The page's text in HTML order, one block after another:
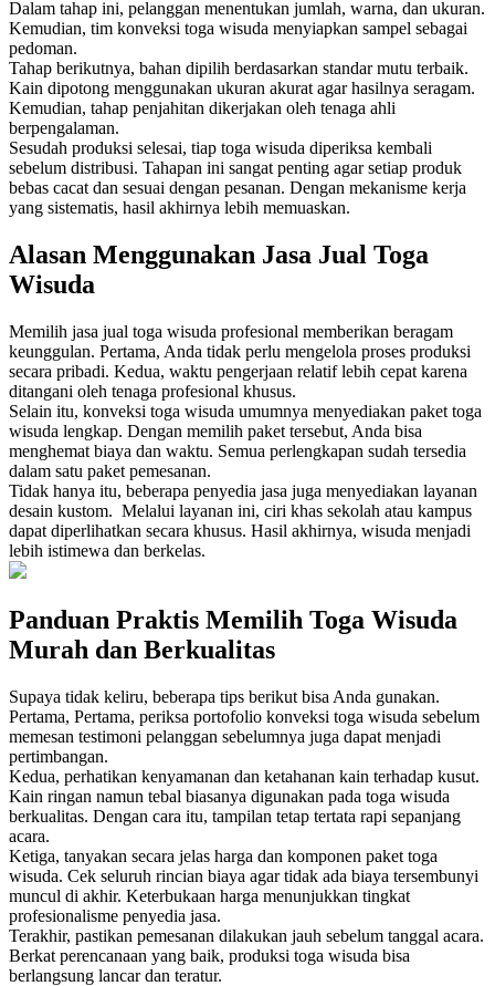
Dalam tahap ini, pelanggan menentukan jumlah, warna, dan ukuran.
Kemudian, tim konveksi toga wisuda menyiapkan sampel sebagai
pedoman.
Tahap berikutnya, bahan dipilih berdasarkan standar mutu terbaik.
Kain dipotong menggunakan ukuran akurat agar hasilnya seragam.
Kemudian, tahap penjahitan dikerjakan oleh tenaga ahli
berpengalaman.
Sesudah produksi selesai, tiap toga wisuda diperiksa kembali
sebelum distribusi. Tahapan ini sangat penting agar setiap produk
bebas cacat dan sesuai dengan pesanan. Dengan mekanisme kerja
yang sistematis, hasil akhirnya lebih memuaskan.
Alasan Menggunakan Jasa Jual Toga
Wisuda
Memilih jasa jual toga wisuda profesional memberikan beragam
keunggulan. Pertama, Anda tidak perlu mengelola proses produksi
secara pribadi. Kedua, waktu pengerjaan relatif lebih cepat karena
ditangani oleh tenaga profesional khusus.
Selain itu, konveksi toga wisuda umumnya menyediakan paket toga
wisuda lengkap. Dengan memilih paket tersebut, Anda bisa
menghemat biaya dan waktu. Semua perlengkapan sudah tersedia
dalam satu paket pemesanan.
Tidak hanya itu, beberapa penyedia jasa juga menyediakan layanan
desain kustom. Melalui layanan ini, ciri khas sekolah atau kampus
dapat diperlihatkan secara khusus. Hasil akhirnya, wisuda menjadi
lebih istimewa dan berkelas.
Panduan Praktis Memilih Toga Wisuda
Murah dan Berkualitas
Supaya tidak keliru, beberapa tips berikut bisa Anda gunakan.
Pertama, Pertama, periksa portofolio konveksi toga wisuda sebelum
memesan testimoni pelanggan sebelumnya juga dapat menjadi
pertimbangan.
Kedua, perhatikan kenyamanan dan ketahanan kain terhadap kusut.
Kain ringan namun tebal biasanya digunakan pada toga wisuda
berkualitas. Dengan cara itu, tampilan tetap tertata rapi sepanjang
acara.
Ketiga, tanyakan secara jelas harga dan komponen paket toga
wisuda. Cek seluruh rincian biaya agar tidak ada biaya tersembunyi
muncul di akhir. Keterbukaan harga menunjukkan tingkat
profesionalisme penyedia jasa.
Terakhir, pastikan pemesanan dilakukan jauh sebelum tanggal acara.
Berkat perencanaan yang baik, produksi toga wisuda bisa
berlangsung lancar dan teratur.